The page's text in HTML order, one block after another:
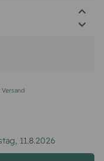
Versand
11.8.2026